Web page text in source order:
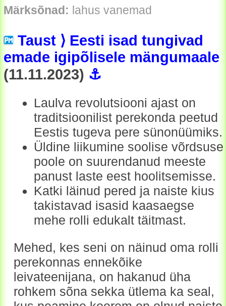
Märksõnad: lahus vanemad
Taust ⟩ Eesti isad tungivad
emade igipõlisele mängumaale
(11.11.2023) ⚓
Laulva revolutsiooni ajast on
traditsioonilist perekonda peetud
Eestis tugeva pere sünonüümiks.
Üldine liikumine soolise võrdsuse
poole on suurendanud meeste
panust laste eest hoolitsemisse.
Katki läinud pered ja naiste kius
takistavad isasid kaasaegse
mehe rolli edukalt täitmast.
Mehed, kes seni on näinud oma rolli
perekonnas ennekõike
leivateenijana, on hakanud üha
rohkem sõna sekka ütlema ka seal,